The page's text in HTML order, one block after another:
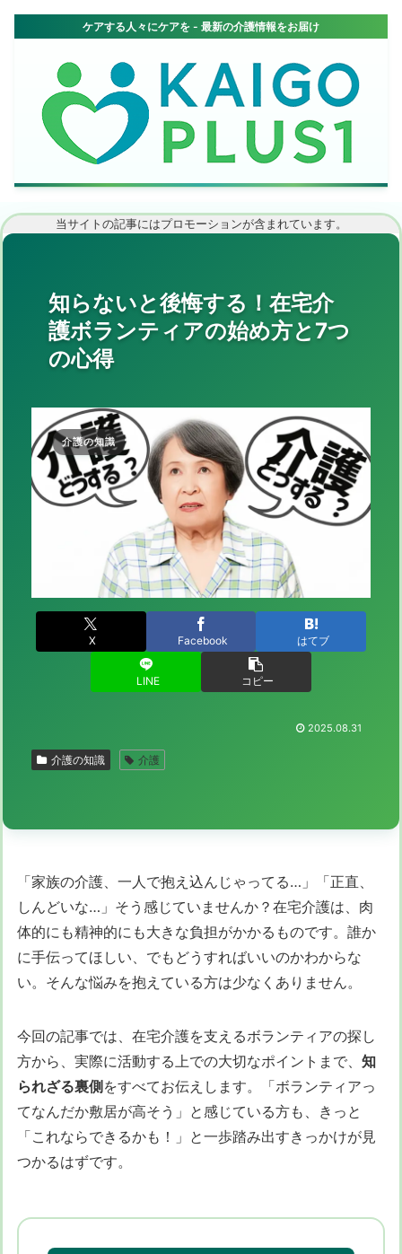
当サイトの記事にはプロモーションが含まれています。
知らないと後悔する！在宅介
護ボランティアの始め方と7つ
の心得
介護の知識
X Facebook はてブ
LINE コピー
2025.08.31
介護の知識 介護
「家族の介護、一人で抱え込んじゃってる…」「正直、
しんどいな…」そう感じていませんか？在宅介護は、肉
体的にも精神的にも大きな負担がかかるものです。誰か
に手伝ってほしい、でもどうすればいいのかわからな
い。そんな悩みを抱えている方は少なくありません。
今回の記事では、在宅介護を支えるボランティアの探し
方から、実際に活動する上での大切なポイントまで、 知
られざる裏側をすべてお伝えします。「ボランティアっ
てなんだか敷居が高そう」と感じている方も、きっと
「これならできるかも！」と一歩踏み出すきっかけが見
つかるはずです。